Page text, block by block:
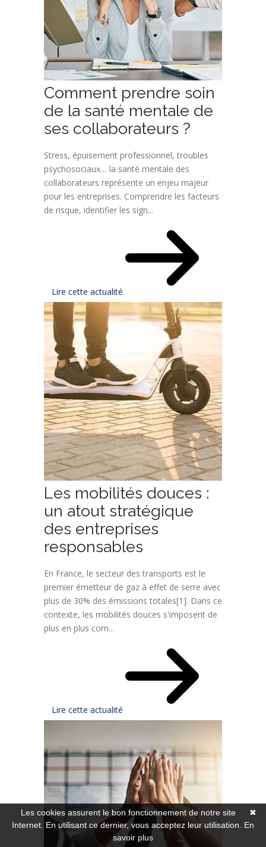
Comment prendre soin
de la santé mentale de
ses collaborateurs ?
Stress, épuisement professionnel, troubles
psychosociaux… la santé mentale des
collaborateurs représente un enjeu majeur
pour les entreprises. Comprendre les facteurs
de risque, identifier les sign...
Lire cette actualité
Les mobilités douces :
un atout stratégique
des entreprises
responsables
En France, le secteur des transports est le
premier émetteur de gaz à effet de serre avec
plus de 30% des émissions totales[1]. Dans ce
contexte, les mobilités douces s'imposent de
plus en plus com...
Lire cette actualité
✖
Les cookies assurent le bon fonctionnement de notre site
Internet. En utilisant ce dernier, vous acceptez leur utilisation. En
savoir plus